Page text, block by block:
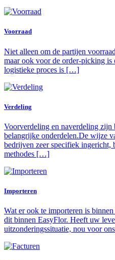
Voorraad
Niet alleen om de partijen
maar ook voor de order-picking is
logistieke proces is […]
Verdeling
Voorverdeling en naverdeling zijn
belangrijke onderdelen.De wijze
bedrijven zeer specifiek
methodes […]
Importeren
Wat er ook te importeren is
dit binnen EasyFlor. Heeft uw
uitzonderingssituatie, nou voor